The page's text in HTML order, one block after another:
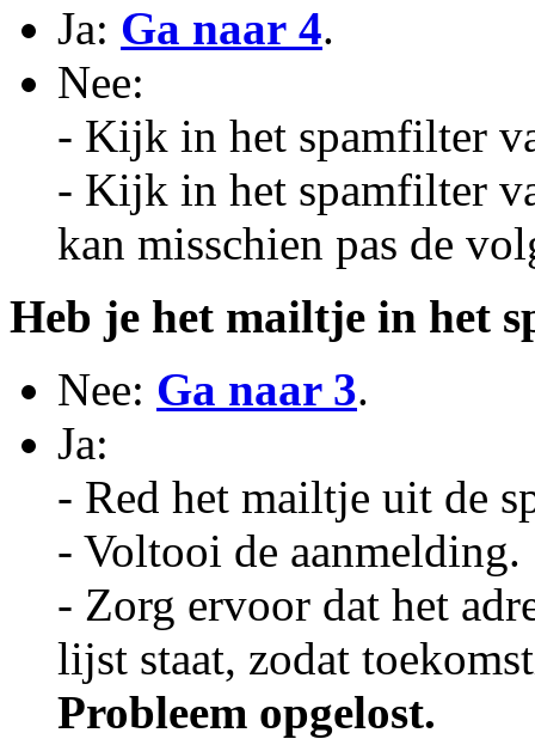
Ja: Ga naar 4.
Nee:
- Kijk in het spamfilter
- Kijk in het spamfilter
kan misschien pas de
Heb je het mailtje in het
Nee: Ga naar 3.
Ja:
- Red het mailtje uit de
- Voltooi de aanmelding.
- Zorg ervoor dat het
lijst staat, zodat
Probleem opgelost.